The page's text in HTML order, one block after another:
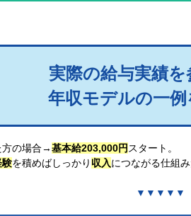
実際の給与実績
年収モデルの一例
方の場合→基本給203,000円 スタート。
験を積めばしっかり 収入につながる仕組
▼▼▼▼▼